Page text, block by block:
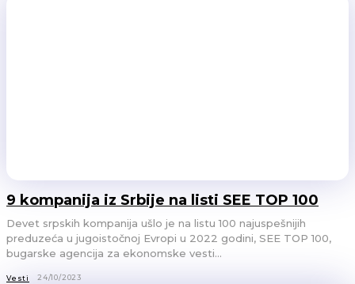
9 kompanija iz Srbije na listi SEE TOP 100
Devet srpskih kompanija ušlo je na listu 100 najuspešnijih
preduzeća u jugoistočnoj Evropi u 2022 godini, SEE TOP 100,
bugarske agencija za ekonomske vesti...
Vesti 24/10/2023